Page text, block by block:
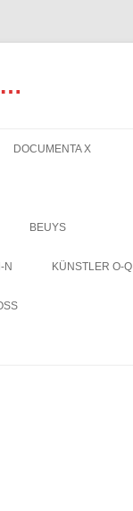
…
DOCUMENTA X
BEUYS
N KÜNSTLER O-Q